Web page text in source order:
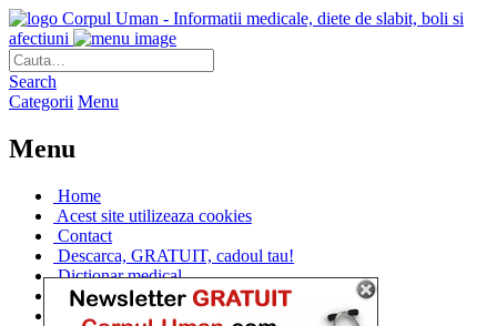
Corpul Uman - Informatii medicale, diete de slabit, boli si
afectiuni
Search
Categorii Menu
Menu
Home
Acest site utilizeaza cookies
Contact
Descarca, GRATUIT, cadoul tau!
Dictionar medical
Dr. Cristina IANUC
Linkuri utile